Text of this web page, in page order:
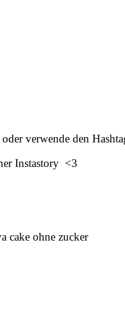
verwende den
Instastory <3